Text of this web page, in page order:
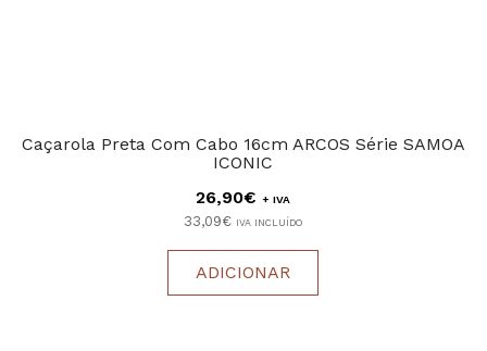
Caçarola Preta Com Cabo 16cm ARCOS Série SAMOA
ICONIC
26,90€+ IVA
33,09€ IVA INCLUÍDO
ADICIONAR